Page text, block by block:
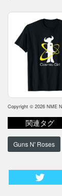
Copyright © 2026 NME
関連タグ
Guns N' Roses